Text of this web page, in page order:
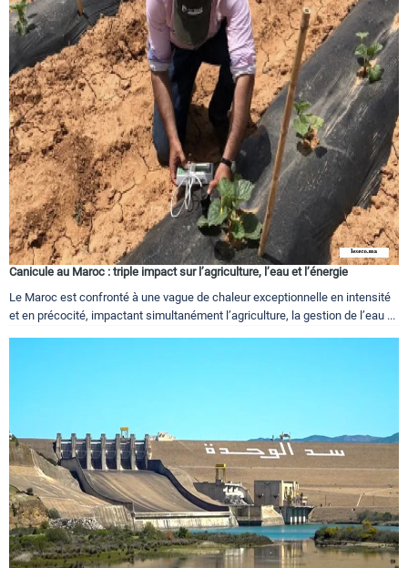
Canicule au Maroc : triple impact sur l’agriculture, l’eau et l’énergie
Le Maroc est confronté à une vague de chaleur exceptionnelle en intensité
et en précocité, impactant simultanément l’agriculture, la gestion de l’eau ...